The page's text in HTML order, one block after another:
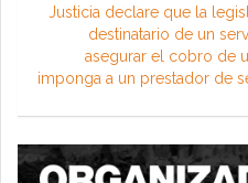
Justicia declare que la
destinatario de un
asegurar el cobro de
imponga a un prestador de